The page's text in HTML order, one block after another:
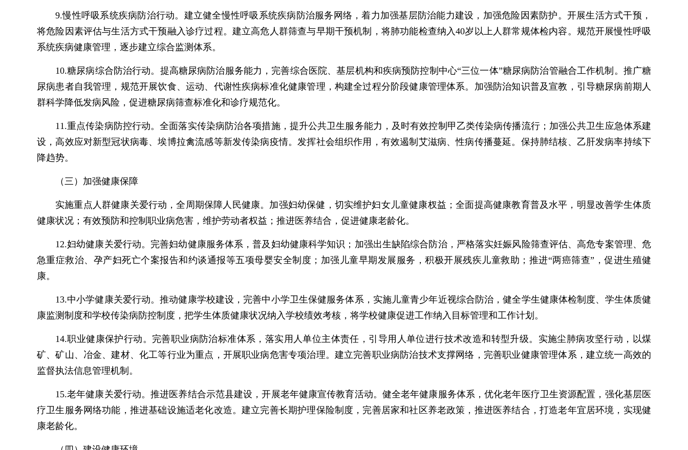
9.慢性呼吸系统疾病防治行动。建立健全慢性呼吸系统疾病防治服务网络，着力加强基层防治能力建设，加强危险因素防护。开展生活方式干预，
将危险因素评估与生活方式干预融入诊疗过程。建立高危人群筛查与早期干预机制，将肺功能检查纳入40岁以上人群常规体检内容。规范开展慢性呼吸
系统疾病健康管理，逐步建立综合监测体系。
10.糖尿病综合防治行动。提高糖尿病防治服务能力，完善综合医院、基层机构和疾病预防控制中心“三位一体”糖尿病防治管融合工作机制。推广糖
尿病患者自我管理，规范开展饮食、运动、代谢性疾病标准化健康管理，构建全过程分阶段健康管理体系。加强防治知识普及宣教，引导糖尿病前期人
群科学降低发病风险，促进糖尿病筛查标准化和诊疗规范化。
11.重点传染病防控行动。全面落实传染病防治各项措施，提升公共卫生服务能力，及时有效控制甲乙类传染病传播流行；加强公共卫生应急体系建
设，高效应对新型冠状病毒、埃博拉禽流感等新发传染病疫情。发挥社会组织作用，有效遏制艾滋病、性病传播蔓延。保持肺结核、乙肝发病率持续下
降趋势。
（三）加强健康保障
实施重点人群健康关爱行动，全周期保障人民健康。加强妇幼保健，切实维护妇女儿童健康杈益；全面提高健康教育普及水平，明显改善学生体质
健康状况；有效预防和控制职业病危害，维护劳动者权益；推进医养结合，促进健康老龄化。
12.妇幼健康关爱行动。完善妇幼健康服务体系，普及妇幼健康科学知识；加强出生缺陷综合防治，严格落实妊娠风险筛查评估、高危专案管理、危
急重症救治、孕产妇死亡个案报告和约谈通报等五项母婴安全制度；加强儿童早期发展服务，积极开展残疾儿童救助；推进“两癌筛查”，促进生殖健
康。
13.中小学健康关爱行动。推动健康学校建设，完善中小学卫生保健服务体系，实施儿童青少年近视综合防治，健全学生健康体检制度、学生体质健
康监测制度和学校传染病防控制度，把学生体质健康状况纳入学校绩效考核，将学校健康促进工作纳入目标管理和工作计划。
14.职业健康保护行动。完善职业病防治标准体系，落实用人单位主体责任，引导用人单位进行技术改造和转型升级。实施尘肺病攻坚行动，以煤
矿、矿山、冶金、建材、化工等行业为重点，开展职业病危害专项治理。建立完善职业病防治技术支撑网络，完善职业健康管理体系，建立统一高效的
监督执法信息管理机制。
15.老年健康关爱行动。推进医养结合示范县建设，开展老年健康宣传教育活动。健全老年健康服务体系，优化老年医疗卫生资源配置，强化基层医
疗卫生服务网络功能，推进基础设施适老化改造。建立完善长期护理保险制度，完善居家和社区养老政策，推进医养结合，打造老年宜居环境，实现健
康老龄化。